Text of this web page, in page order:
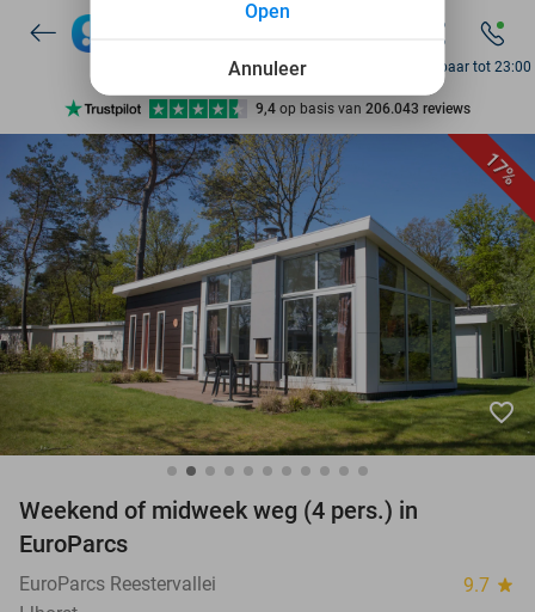
7 dagen per week beschikbaar
10+ miljoen leden
9,4 op basis van 206.043 reviews
Ontdek 15.000+ deals
7 dagen per week beschikbaar
10+ miljoen leden
Bereikbaar tot 23:00
17%
favorite_border
Weekend of midweek weg (4 pers.) in
EuroParcs
EuroParcs Reestervallei 9.7 star
Annuleer
Open